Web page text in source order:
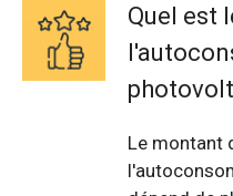
Quel est
Le montant